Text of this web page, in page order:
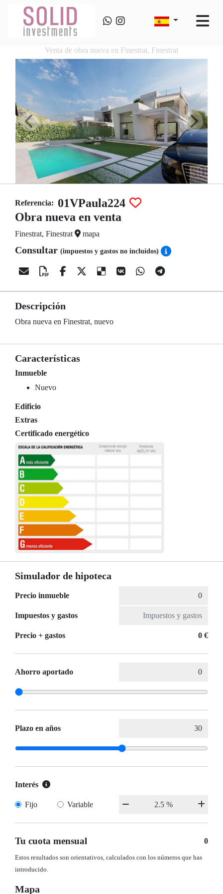
Venta de obra nueva en Finestrat, Finestrat
Referencia: 01VPaula224
Obra nueva en venta
Finestrat, Finestrat mapa
Consultar (impuestos y gastos no incluídos)
Descripción
Obra nueva en Finestrat, nuevo
Características
Inmueble
Nuevo
Edificio
Extras
Certificado energético
Simulador de hipoteca
Precio inmueble
Impuestos y gastos
Precio + gastos 0 €
Ahorro aportado
Plazo en años
Interés
Fijo Variable
Tu cuota mensual 0
Estos resultados son orientativos, calculados con los números que has
introducido.
Mapa